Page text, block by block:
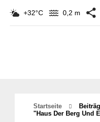
+32°C 0,2 m
Startseite
"haus Der Berg Und